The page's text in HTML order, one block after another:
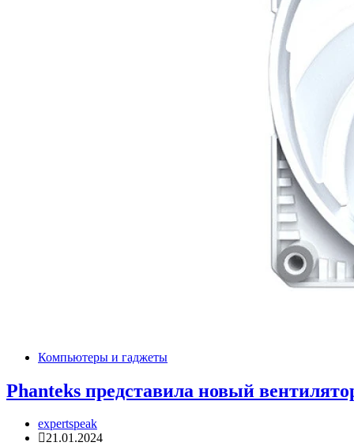
Компьютеры и гаджеты
Phanteks представила новый
expertspeak
21.01.2024